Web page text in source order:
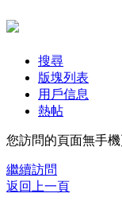
搜尋
版塊列表
用戶信息
熱帖
您訪問的頁面無手
繼續訪問
返回上一頁